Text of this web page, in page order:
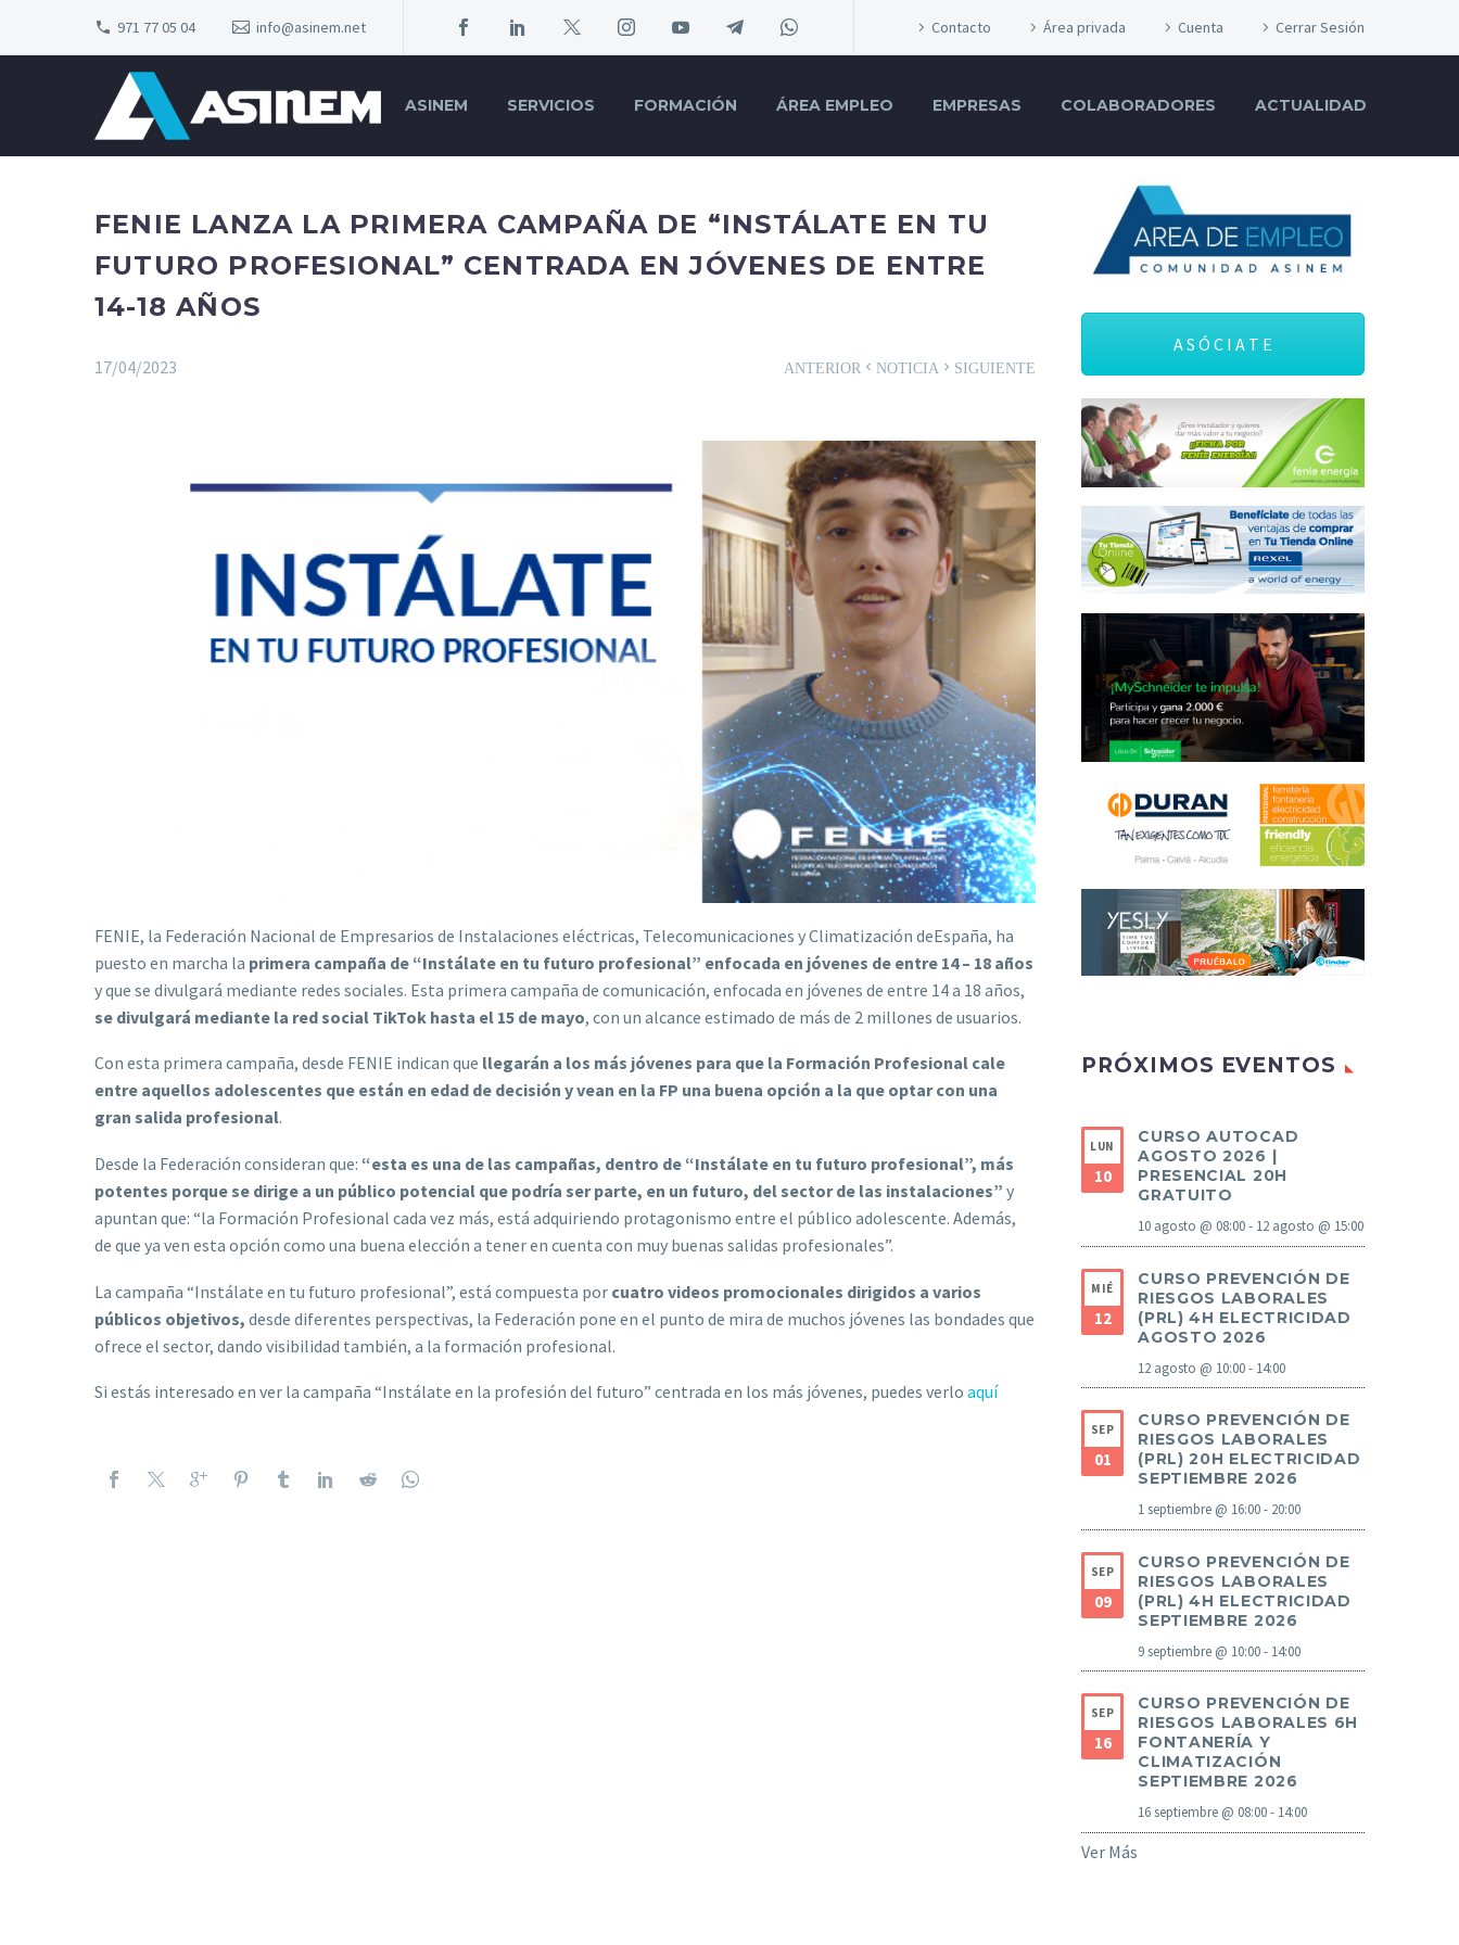
971 77 05 04 info@asinem.net Contacto Área privada Cuenta Cerrar Sesión
ASINEM SERVICIOS FORMACIÓN ÁREA EMPLEO EMPRESAS COLABORADORES ACTUALIDAD
FENIE LANZA LA PRIMERA CAMPAÑA DE “INSTÁLATE EN TU
FUTURO PROFESIONAL” CENTRADA EN JÓVENES DE ENTRE
14-18 AÑOS
ANTERIOR NOTICIASIGUIENTE
17/04/2023
FENIE, la Federación Nacional de Empresarios de Instalaciones eléctricas, Telecomunicaciones y Climatización deEspaña, ha
puesto en marcha la primera campaña de “Instálate en tu futuro profesional” enfocada en jóvenes de entre 14 – 18 años
y que se divulgará mediante redes sociales. Esta primera campaña de comunicación, enfocada en jóvenes de entre 14 a 18 años,
se divulgará mediante la red social TikTok hasta el 15 de mayo, con un alcance estimado de más de 2 millones de usuarios.
Con esta primera campaña, desde FENIE indican que llegarán a los más jóvenes para que la Formación Profesional cale
entre aquellos adolescentes que están en edad de decisión y vean en la FP una buena opción a la que optar con una
gran salida profesional.
Desde la Federación consideran que: “esta es una de las campañas, dentro de “Instálate en tu futuro profesional”, más
potentes porque se dirige a un público potencial que podría ser parte, en un futuro, del sector de las instalaciones” y
apuntan que: “la Formación Profesional cada vez más, está adquiriendo protagonismo entre el público adolescente. Además,
de que ya ven esta opción como una buena elección a tener en cuenta con muy buenas salidas profesionales”.
La campaña “Instálate en tu futuro profesional”, está compuesta por cuatro videos promocionales dirigidos a varios
públicos objetivos, desde diferentes perspectivas, la Federación pone en el punto de mira de muchos jóvenes las bondades que
ofrece el sector, dando visibilidad también, a la formación profesional.
Si estás interesado en ver la campaña “Instálate en la profesión del futuro” centrada en los más jóvenes, puedes verlo aquí
A S Ó C I A T E
PRÓXIMOS EVENTOS
LUN
10
CURSO AUTOCAD
AGOSTO 2026 |
PRESENCIAL 20H
GRATUITO
10 agosto @ 08:00- 12 agosto @ 15:00
MIÉ
12
CURSO PREVENCIÓN DE
RIESGOS LABORALES
(PRL) 4H ELECTRICIDAD
AGOSTO 2026
12 agosto @ 10:00- 14:00
SEP
01
CURSO PREVENCIÓN DE
RIESGOS LABORALES
(PRL) 20H ELECTRICIDAD
SEPTIEMBRE 2026
1 septiembre @ 16:00- 20:00
SEP
09
CURSO PREVENCIÓN DE
RIESGOS LABORALES
(PRL) 4H ELECTRICIDAD
SEPTIEMBRE 2026
9 septiembre @ 10:00- 14:00
SEP
16
CURSO PREVENCIÓN DE
RIESGOS LABORALES 6H
FONTANERÍA Y
CLIMATIZACIÓN
SEPTIEMBRE 2026
16 septiembre @ 08:00- 14:00
Ver Más